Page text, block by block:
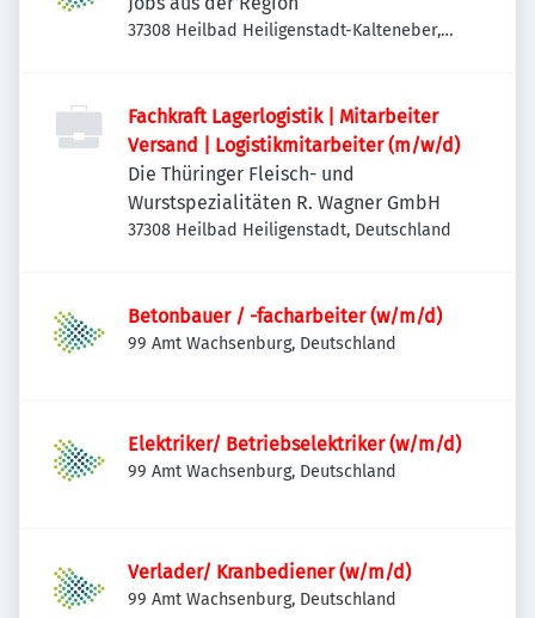
37308 Heilbad Heiligenstadt-Kalteneber,
Fachkraft Lagerlogistik | Mitarbeiter
Versand | Logistikmitarbeiter (m/w/d)
Die Thüringer Fleisch- und
Wurstspezialitäten R. Wagner GmbH
37308 Heilbad Heiligenstadt, Deutschland
Betonbauer / -facharbeiter (w/m/d)
99 Amt Wachsenburg, Deutschland
Elektriker/ Betriebselektriker (w/m/d)
99 Amt Wachsenburg, Deutschland
Verlader/ Kranbediener (w/m/d)
99 Amt Wachsenburg, Deutschland